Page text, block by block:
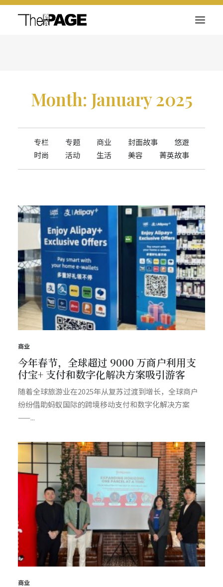
商页菁英
电子杂志
Month: January 2025
专栏 专题 商业 封面故事
悠遊
时尚
活动 生活 美容 菁英故事
商业
今年春节，全球超过 9000 万商户利用支
付宝+ 支付和数字化解决方案吸引游客
随着全球旅游业在2025年从复苏过渡到增长，全球商户
纷纷借助蚂蚁国际的跨境移动支付和数字化解决方案
——...
商业